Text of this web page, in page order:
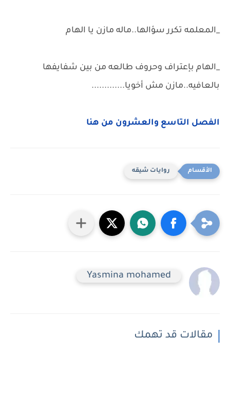
_المعلمه تكرر سؤالها..ماله مازن يا الهام
_الهام بإعتراف وحروف طالعه من بين شفايفها
بالعافيه..مازن مش أخويا.............
الفصل التاسع والعشرون من هنا
روايات شيقه
Yasmina mohamed
مقالات قد تهمك